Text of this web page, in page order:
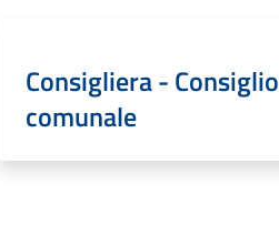
Consigliera - Consiglio
comunale